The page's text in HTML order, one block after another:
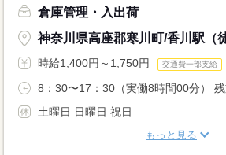
倉庫管理・入出荷
神奈川県高座郡寒川町/香川駅（
時給1,400円～1,750円 交通費一部支給
8：30〜17：30（実働8時間00分） 残
土曜日 日曜日 祝日
もっと見る